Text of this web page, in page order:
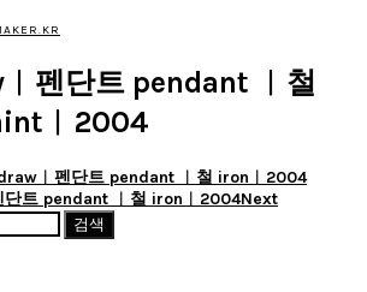
펜단트 pendant ︱철
펜단트 pendant ︱철 iron︱2004
단트 pendant ︱철 iron︱2004Next